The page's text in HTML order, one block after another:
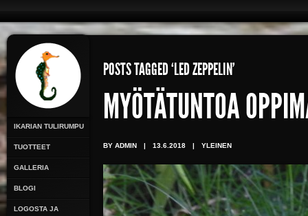
IKARIAN TULIRUMPU
TUOTTEET
GALLERIA
BLOGI
LOGOSTA JA
POSTS TAGGED ‘LED ZEPPELIN’
MYÖTÄTUNTOA
BY ADMIN | 13.6.2018 | YLEINEN